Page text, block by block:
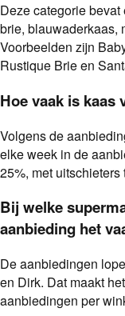
Deze categorie
brie, blauwaderkaas,
Voorbeelden zijn
Rustique Brie en
Hoe vaak is kaas
Volgens de
elke week in de
25%, met uitschieters
Bij welke
aanbieding het
De aanbiedingen
en Dirk. Dat maakt
aanbiedingen per